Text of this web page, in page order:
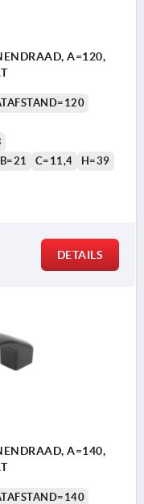
A=120,
B=21 C=11,4
H=39
DETAILS
A=140,